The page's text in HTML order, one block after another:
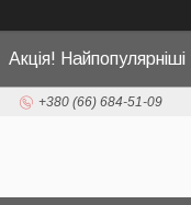
Акція!
+380 (66) 684-51-09